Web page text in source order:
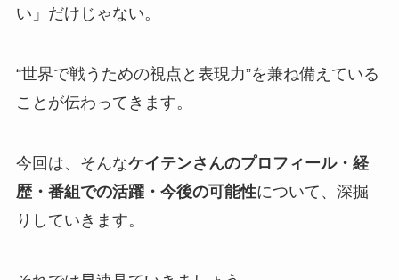
い」だけじゃない。
“世界で戦うための視点と表現力”を兼ね備えている
ことが伝わってきます。
今回は、そんなケイテンさんのプロフィール・経
歴・番組での活躍・今後の可能性について、深掘
りしていきます。